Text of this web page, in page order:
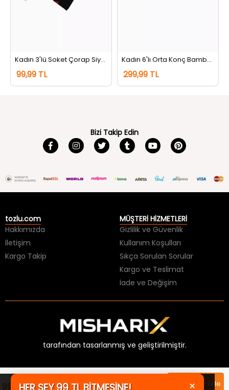
99,99 TL Sepete Ekle
Kadın 3'lü Soket Çorap Siyah
99,99 TL
Kadın 6'lı Orta Konç Bamboo Çorap (renkler Farklı Gelebilir) Renkli
299,99 TL
Bizi Takip Edin
tozlu.com
Hakkımızda
İletişim
Kargo Takip
MÜŞTERİ HİZMETLERİ
Gizlilik ve Güvenlik
Kullanım Koşulları
Sıkça Sorulan Sorular
Kargo ve Teslimat
İade ve Değişim
tarafından tasarlanmış ve geliştirilmiştir.
Üzgünüz, aradığınız ürünün stoğu ×